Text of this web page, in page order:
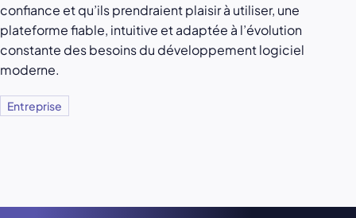
confiance et qu’ils prendraient plaisir à utiliser, une
plateforme fiable, intuitive et adaptée à l’évolution
constante des besoins du développement logiciel
moderne.
Entreprise